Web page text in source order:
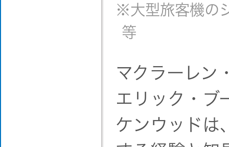
※大型旅客機の
等
マクラーレ
エリック・ブ
ケンウッドは